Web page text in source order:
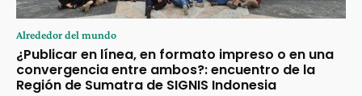
Alrededor del mundo
¿Publicar en línea, en formato impreso o en una
convergencia entre ambos?: encuentro de la
Región de Sumatra de SIGNIS Indonesia